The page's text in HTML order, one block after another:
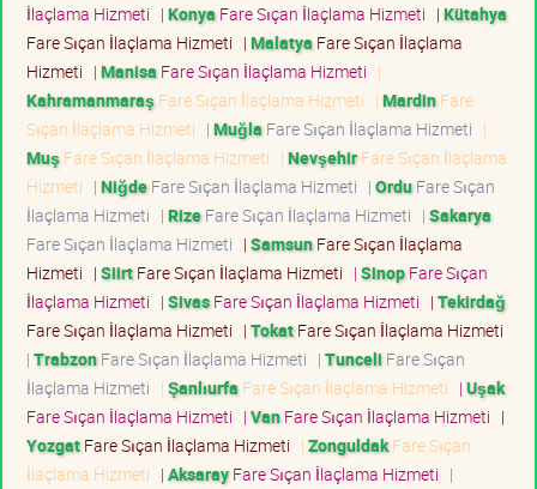
İlaçlama Hizmeti | Konya Fare Sıçan İlaçlama Hizmeti | Kütahya
Fare Sıçan İlaçlama Hizmeti | Malatya Fare Sıçan İlaçlama
Hizmeti | Manisa Fare Sıçan İlaçlama Hizmeti |
Kahramanmaraş Fare Sıçan İlaçlama Hizmeti | MardinFare
Sıçan İlaçlama Hizmeti | Muğla Fare Sıçan İlaçlama Hizmeti |
Muş Fare Sıçan İlaçlama Hizmeti | NevşehirFare Sıçan İlaçlama
Hizmeti | NiğdeFare Sıçan İlaçlama Hizmeti | OrduFare Sıçan
İlaçlama Hizmeti | RizeFare Sıçan İlaçlama Hizmeti | Sakarya
Fare Sıçan İlaçlama Hizmeti | SamsunFare Sıçan İlaçlama
Hizmeti | SiirtFare Sıçan İlaçlama Hizmeti | SinopFare Sıçan
İlaçlama Hizmeti | SivasFare Sıçan İlaçlama Hizmeti | Tekirdağ
Fare Sıçan İlaçlama Hizmeti | TokatFare Sıçan İlaçlama Hizmeti
| TrabzonFare Sıçan İlaçlama Hizmeti | Tunceli Fare Sıçan
İlaçlama Hizmeti | Şanlıurfa Fare Sıçan İlaçlama Hizmeti | Uşak
Fare Sıçan İlaçlama Hizmeti | VanFare Sıçan İlaçlama Hizmeti |
YozgatFare Sıçan İlaçlama Hizmeti | ZonguldakFare Sıçan
İlaçlama Hizmeti | AksarayFare Sıçan İlaçlama Hizmeti |